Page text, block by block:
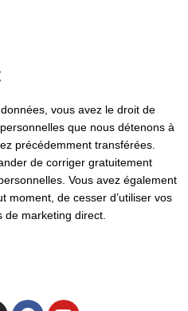
vous avez le droit de
que nous détenons à
précédemment transférées.
de corriger gratuitement
Vous avez également
moment, de cesser d’utiliser vos
marketing direct.